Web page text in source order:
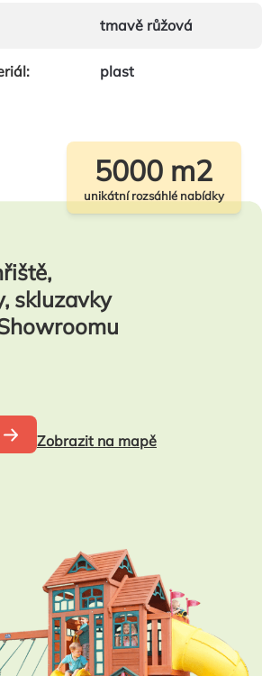
tmavě růžová
: plast
skluzavky
Zobrazit na mapě
5000 m2
unikátní rozsáhlé nabídky